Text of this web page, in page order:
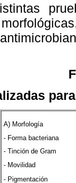
A) Morfología
- Forma bacteriana
- Tinción de Gram
- Movilidad
- Pigmentación